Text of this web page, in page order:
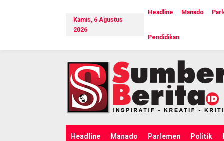
i
Kamis, 6 Agustus
2026
Headline Manado
Pendidikan
Headline Manado Parlemen Politik